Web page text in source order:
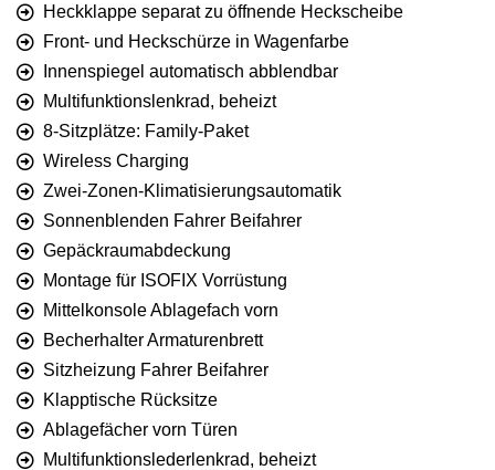
Heckklappe separat zu öffnende Heckscheibe
Front- und Heckschürze in Wagenfarbe
Innenspiegel automatisch abblendbar
Multifunktionslenkrad, beheizt
8-Sitzplätze: Family-Paket
Wireless Charging
Zwei-Zonen-Klimatisierungsautomatik
Sonnenblenden Fahrer Beifahrer
Gepäckraumabdeckung
Montage für ISOFIX Vorrüstung
Mittelkonsole Ablagefach vorn
Becherhalter Armaturenbrett
Sitzheizung Fahrer Beifahrer
Klapptische Rücksitze
Ablagefächer vorn Türen
Multifunktionslederlenkrad, beheizt